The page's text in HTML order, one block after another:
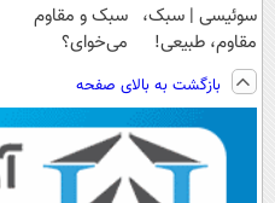
سوئیسی | سبک،
مقاوم، طبیعی!
ویزیت
رایگان+پرداخت
اقساطی😍
سبک و مقاوم
می‌خوای؟
هم داریم!😍 |
📍تهران
بازگشت به بالای صفحه